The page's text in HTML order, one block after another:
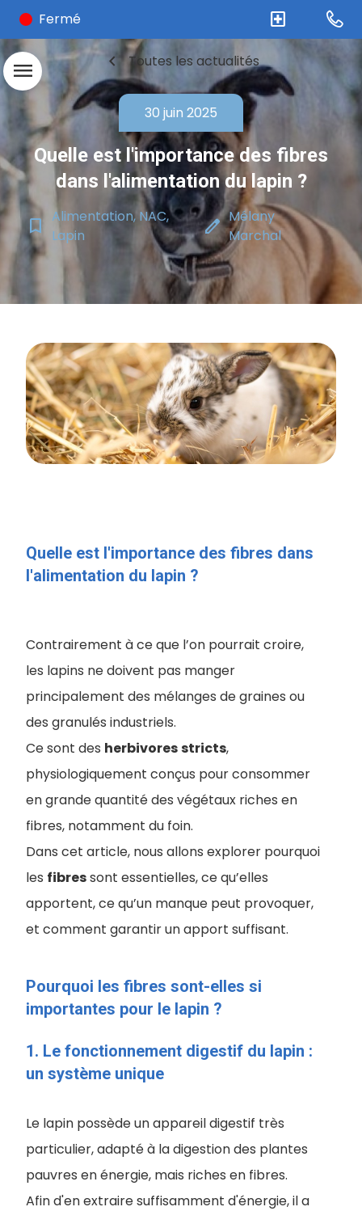
Fermé local_hospital
menu chevron_left Toutes les actualités
30 juin 2025
Quelle est l'importance des fibres
dans l'alimentation du lapin ?
bookmark_border
Alimentation, NAC,
Lapin
edit Mélany
Marchal
Quelle est l'importance des fibres dans
l'alimentation du lapin ?
Contrairement à ce que l’on pourrait croire,
les lapins ne doivent pas manger
principalement des mélanges de graines ou
des granulés industriels.
Ce sont des herbivoresstricts,
physiologiquement conçus pour consommer
en grande quantité des végétaux riches en
fibres, notamment du foin.
Dans cet article, nous allons explorer pourquoi
les fibressont essentielles, ce qu’elles
apportent, ce qu’un manque peut provoquer,
et comment garantir un apport suffisant.
Pourquoi les fibres sont-elles si
importantes pour le lapin ?
1. Le fonctionnement digestif du lapin :
un système unique
Le lapin possède un appareil digestif très
particulier, adapté à la digestion des plantes
pauvres en énergie, mais riches en fibres.
Afin d'en extraire suffisamment d'énergie, il a